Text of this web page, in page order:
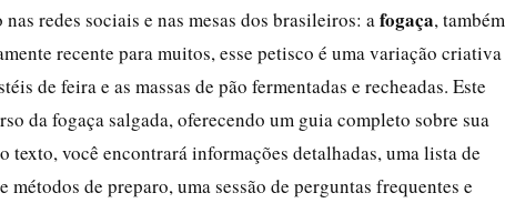
redes sociais e nas mesas dos brasileiros: a fogaça, também
recente para muitos, esse petisco é uma variação criativa
de feira e as massas de pão fermentadas e recheadas. Este
da fogaça salgada, oferecendo um guia completo sobre sua
você encontrará informações detalhadas, uma lista de
de preparo, uma sessão de perguntas frequentes e